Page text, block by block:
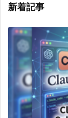
新着記事